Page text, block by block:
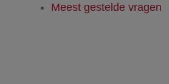
Meest gestelde vragen